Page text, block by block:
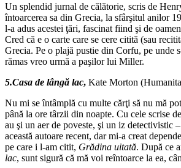
Un splendid jurnal de călătorie, scris de
întoarcerea sa din Grecia, la sfârşitul anilor
l-a adus acestei ţări, fascinat fiind şi de
Cred că e o carte care se cere citită (sau
Grecia. Pe o plajă pustie din Corfu, pe unde
rămas vreo urmă a paşilor lui Miller.
5.Casa de lângă lac, Kate Morton
Nu mi se întâmplă cu multe cărţi să nu mă
până la ore târzii din noapte. Cu cele scrise
au şi un aer de poveste, şi un iz detectivistic
această autoare recent, dar mi-a creat
pe care i l-am citit, Grădina uitată. După ce
lac, sunt sigură că mă voi reîntoarce la ea,